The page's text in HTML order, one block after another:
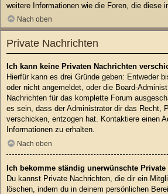
weitere Informationen wie die Foren, die diese
Nach oben
Private Nachrichten
Ich kann keine Privaten Nachrichten
Hierfür kann es drei Gründe geben: Entweder
oder nicht angemeldet, oder die Board-
Nachrichten für das komplette Forum
es sein, dass der Administrator dir das Recht,
verschicken, entzogen hat. Kontaktiere einen
Informationen zu erhalten.
Nach oben
Ich bekomme ständig unerwünschte Private
Du kannst Private Nachrichten, die dir ein
löschen, indem du in deinem persönlichen